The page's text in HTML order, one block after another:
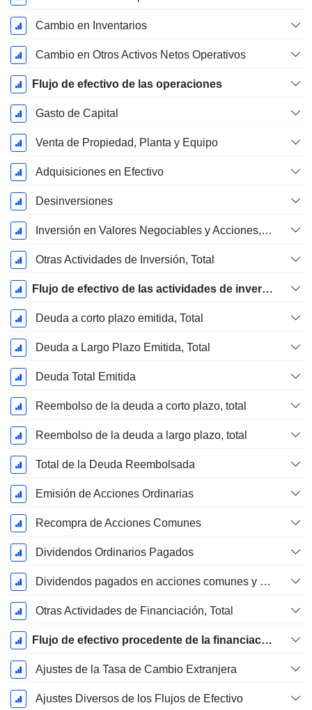
Cambio en Inventarios
Cambio en Otros Activos Netos Operativos
Flujo de efectivo de las operaciones
Gasto de Capital
Venta de Propiedad, Planta y Equipo
Adquisiciones en Efectivo
Desinversiones
Inversión en Valores Negociables y Acciones, Total
Otras Actividades de Inversión, Total
Flujo de efectivo de las actividades de inversión
Deuda a corto plazo emitida, Total
Deuda a Largo Plazo Emitida, Total
Deuda Total Emitida
Reembolso de la deuda a corto plazo, total
Reembolso de la deuda a largo plazo, total
Total de la Deuda Reembolsada
Emisión de Acciones Ordinarias
Recompra de Acciones Comunes
Dividendos Ordinarios Pagados
Dividendos pagados en acciones comunes y preferentes
Otras Actividades de Financiación, Total
Flujo de efectivo procedente de la financiación
Ajustes de la Tasa de Cambio Extranjera
Ajustes Diversos de los Flujos de Efectivo